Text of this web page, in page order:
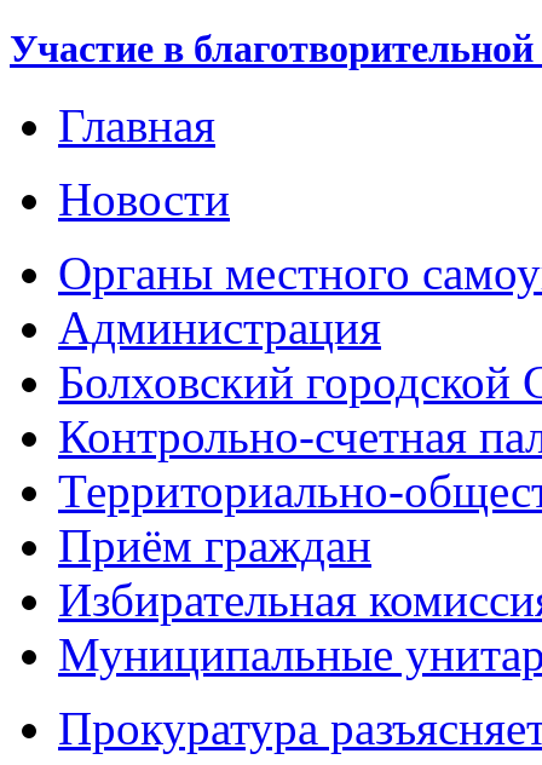
Участие в
Главная
Новости
Органы местного
Администрация
Болховский городской
Контрольно-счетная
Территориально-
Приём граждан
Избирательная
Муниципальные
Прокуратура